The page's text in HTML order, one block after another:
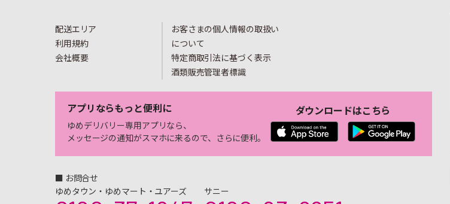
配送エリア
利用規約
会社概要
お客さまの個人情報の取扱い
について
特定商取引法に基づく表示
酒類販売管理者標識
アプリならもっと便利に
ゆめデリバリー専用アプリなら、
メッセージの通知がスマホに来るので、さらに便利。
ダウンロードはこちら
■ お問合せ
ゆめタウン・ゆめマート・ユアーズ
サニー